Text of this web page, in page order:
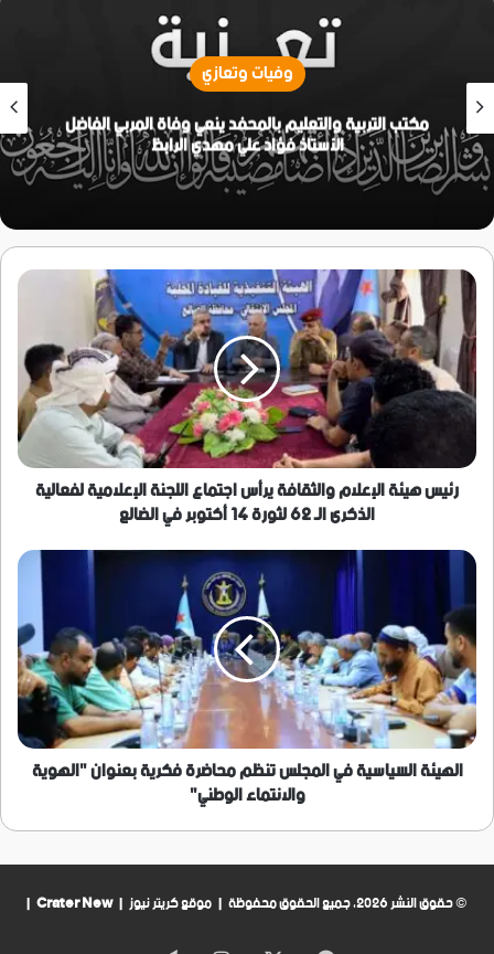
وفيات وتعازي
مكتب التربية والتعليم بالمحفد ينعي وفاة المربي الفاضل
الأستاذ فؤاد علي مهدي الرابظ
رئيس
هيئة
الإعلام
والثقافة
يرأس
اجتماع
اللجنة
الإعلامية
لفعالية
الذكرى
لثورة14أكتوبر
في
الضالع
رئيس هيئة الإعلام والثقافة يرأس اجتماع اللجنة الإعلامية لفعالية
الذكرى الـ 62 لثورة 14 أكتوبر في الضالع
الهيئة
السياسيةفي
المجلس
تنظم
محاضرة
فكرية
بعنوان
"الهوية
والانتماء
الوطني"
الهيئة السياسية في المجلس تنظم محاضرة فكرية بعنوان "الهوية
والانتماء الوطني"
© حقوق النشر 2026، جميع الحقوق محفوظة | موقع كريتر نيوز | Crater New
|